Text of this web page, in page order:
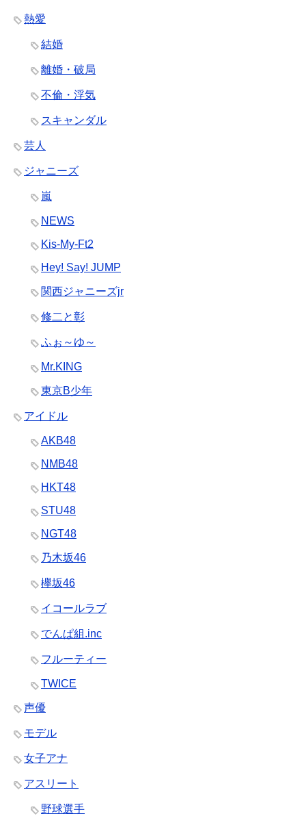
熱愛
結婚
離婚・破局
不倫・浮気
スキャンダル
芸人
ジャニーズ
嵐
NEWS
Kis-My-Ft2
Hey! Say! JUMP
関西ジャニーズjr
修二と彰
ふぉ～ゆ～
Mr.KING
東京B少年
アイドル
AKB48
NMB48
HKT48
STU48
NGT48
乃木坂46
欅坂46
イコールラブ
でんぱ組.inc
フルーティー
TWICE
声優
モデル
女子アナ
アスリート
野球選手